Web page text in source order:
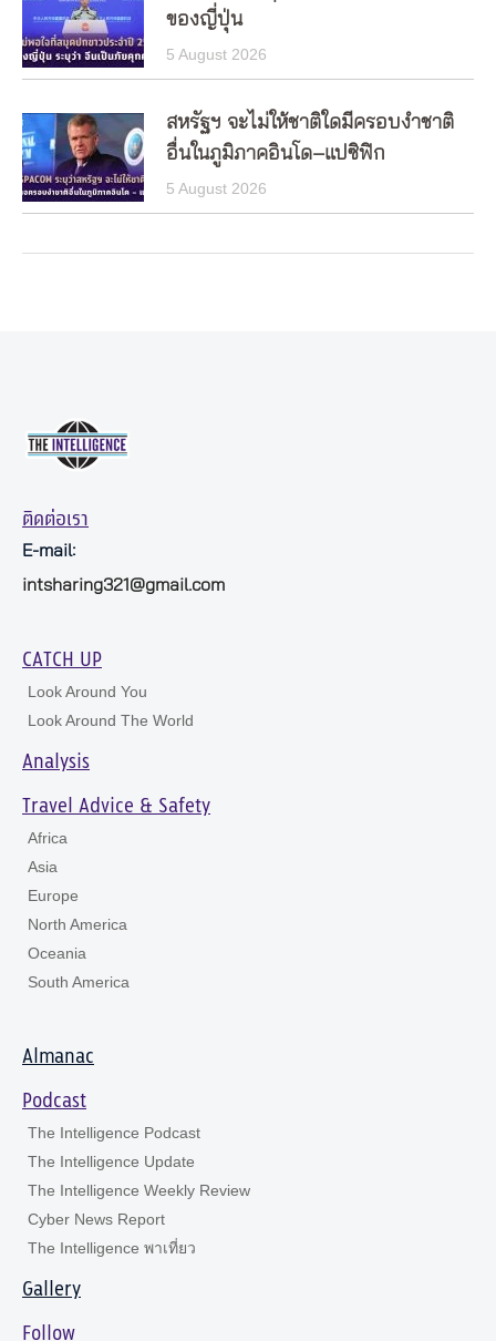
ของญี่ปุ่น
5 August 2026
สหรัฐฯ จะไม่ให้ชาติใดมีครอบงำชาติ
อื่นในภูมิภาคอินโด–แปซิฟิก
5 August 2026
ติดต่อเรา
E-mail:
intsharing321@gmail.com
CATCH UP
Look Around You
Look Around The World
Analysis
Travel Advice & Safety
Africa
Asia
Europe
North America
Oceania
South America
Almanac
Podcast
The Intelligence Podcast
The Intelligence Update
The Intelligence Weekly Review
Cyber News Report
The Intelligence พาเที่ยว
Gallery
Follow